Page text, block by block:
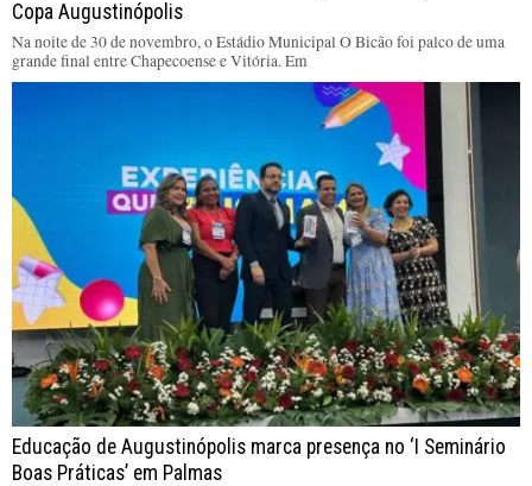
Copa Augustinópolis
Na noite de 30 de novembro, o Estádio Municipal O Bicão foi palco de uma
grande final entre Chapecoense e Vitória. Em
Educação de Augustinópolis marca presença no ‘I Seminário
Boas Práticas’ em Palmas